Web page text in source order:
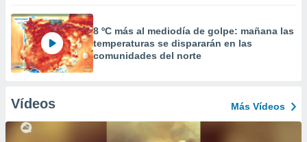
8 ºC más al mediodía de golpe: mañana las
temperaturas se dispararán en las
comunidades del norte
Vídeos Más Vídeos